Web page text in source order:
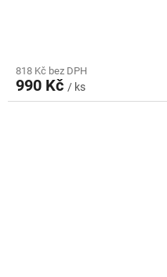
818 Kč bez DPH
990 Kč / ks